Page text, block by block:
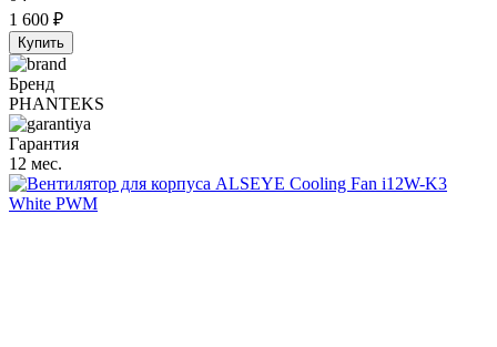
1 600 ₽
Купить
Бренд
PHANTEKS
Гарантия
12 мес.